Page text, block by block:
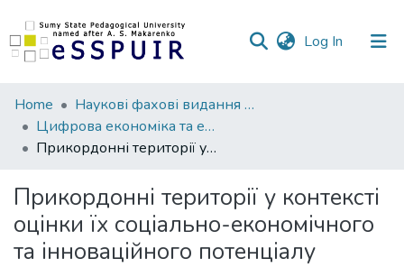
Log In (current)
Communities
&
Collections
Statistics
Home
Наукові фахові видання СумДПУ
Цифрова економіка та економічна безпека
Прикордонні території у контексті оцінки їх соціально-економічного та інноваційного потенціалу
Прикордонні території у контексті
оцінки їх соціально-економічного
та інноваційного потенціалу